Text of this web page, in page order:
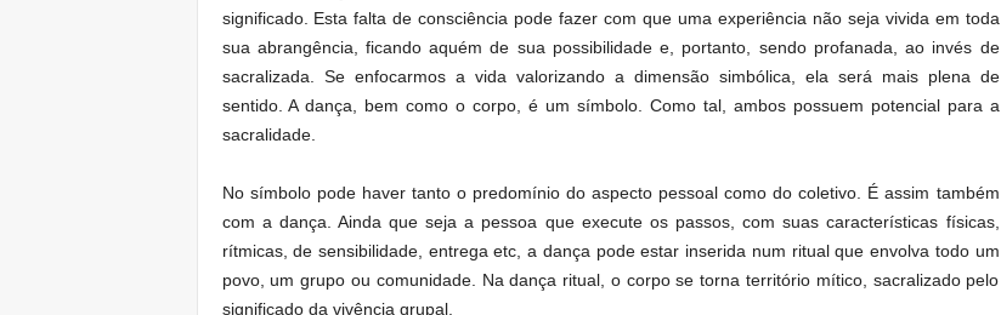
significado. Esta falta de consciência pode fazer com que uma experiência não seja vivida em toda
sua abrangência, ficando aquém de sua possibilidade e, portanto, sendo profanada, ao invés de
sacralizada. Se enfocarmos a vida valorizando a dimensão simbólica, ela será mais plena de
sentido. A dança, bem como o corpo, é um símbolo. Como tal, ambos possuem potencial para a
sacralidade.
No símbolo pode haver tanto o predomínio do aspecto pessoal como do coletivo. É assim também
com a dança. Ainda que seja a pessoa que execute os passos, com suas características físicas,
rítmicas, de sensibilidade, entrega etc, a dança pode estar inserida num ritual que envolva todo um
povo, um grupo ou comunidade. Na dança ritual, o corpo se torna território mítico, sacralizado pelo
significado da vivência grupal.